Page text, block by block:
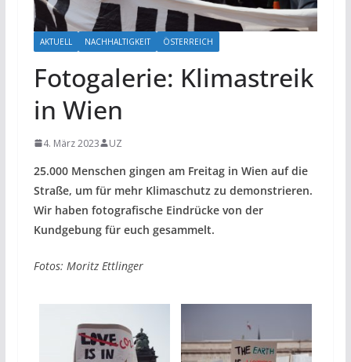
AKTUELL NACHHALTIGKEIT ÖSTERREICH
Fotogalerie: Klimastreik
in Wien
4. März 2023 UZ
25.000 Menschen gingen am Freitag in Wien auf die
Straße, um für mehr Klimaschutz zu demonstrieren.
Wir haben fotografische Eindrücke von der
Kundgebung für euch gesammelt.
Fotos: Moritz Ettlinger